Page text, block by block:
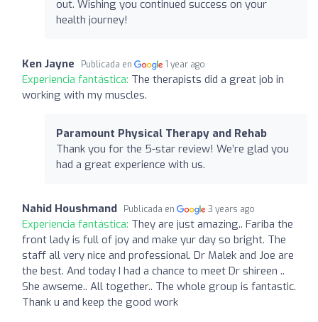
out. Wishing you continued success on your
health journey!
Ken Jayne Publicada en 1 year ago
Experiencia fantástica: The therapists did a great job in
working with my muscles.
Paramount Physical Therapy and Rehab
Thank you for the 5-star review! We’re glad you
had a great experience with us.
Nahid Houshmand Publicada en 3 years ago
Experiencia fantástica: They are just amazing.. Fariba the
front lady is full of joy and make yur day so bright. The
staff all very nice and professional. Dr Malek and Joe are
the best. And today I had a chance to meet Dr shireen ..
She awseme.. All together.. The whole group is fantastic.
Thank u and keep the good work